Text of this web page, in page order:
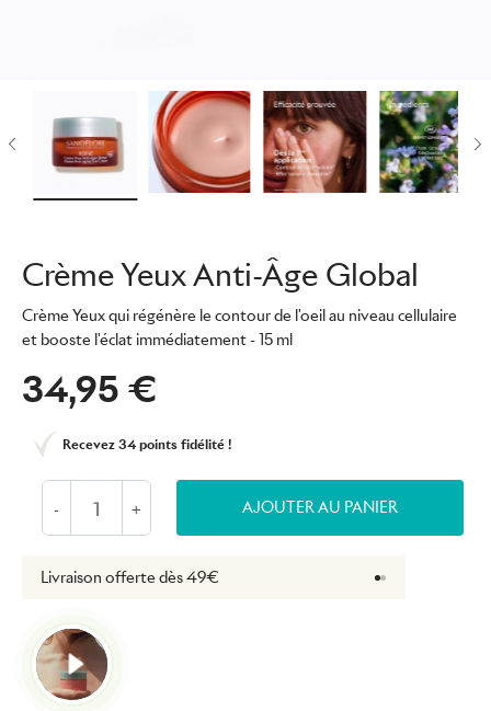
Crème Yeux Anti-Âge Global
Crème Yeux qui régénère le contour de l'oeil au niveau cellulaire
et booste l'éclat immédiatement- 15 ml
34,95 €
Recevez 34 points fidélité !
- + AJOUTER AU PANIER
Livraison offerte dès 49€ Retours gratuits